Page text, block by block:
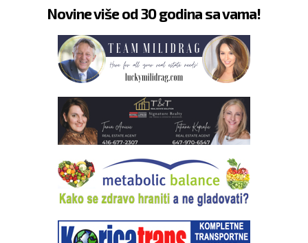
Novine više od 30 godina sa vama!